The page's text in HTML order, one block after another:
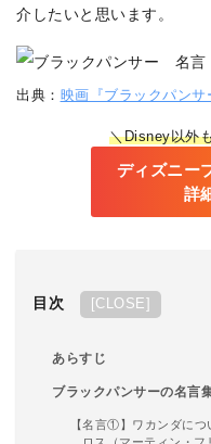
介したいと思います。
出典： 映画『ブラックパンサ
＼Disney以外
ディズニー
詳
目次 CLOSE
あらすじ
ブラックパンサーの名言
【名言①】ワカンダにつ